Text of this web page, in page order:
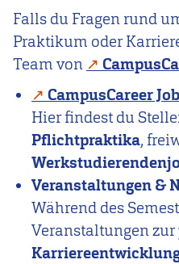
Falls du Fragen rund
Praktikum oder
Team von
CampusCareer
Hier findest du
Pflichtpraktika,
Veranstaltungen &
Während des
Veranstaltungen zur